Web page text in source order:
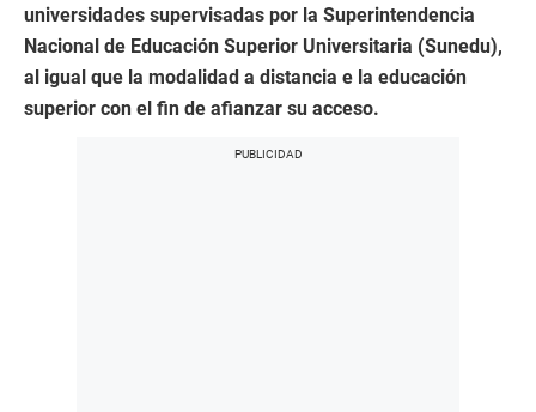
universidades supervisadas por la Superintendencia
Nacional de Educación Superior Universitaria (Sunedu),
al igual que la modalidad a distancia e la educación
superior con el fin de afianzar su acceso.